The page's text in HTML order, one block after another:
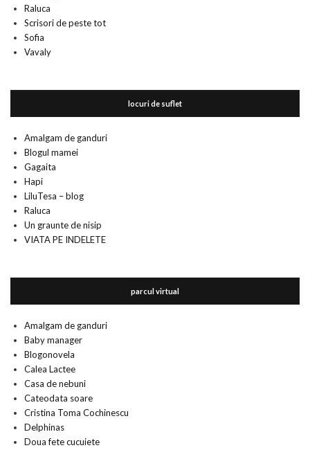
Raluca
Scrisori de peste tot
Sofia
Vavaly
locuri de suflet
Amalgam de ganduri
Blogul mamei
Gagaita
Hapi
LiluTesa – blog
Raluca
Un graunte de nisip
VIATA PE INDELETE
parcul virtual
Amalgam de ganduri
Baby manager
Blogonovela
Calea Lactee
Casa de nebuni
Cateodata soare
Cristina Toma Cochinescu
Delphinas
Doua fete cucuiete